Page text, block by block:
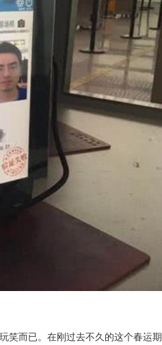
笑而已。在刚过去不久的这个春运期